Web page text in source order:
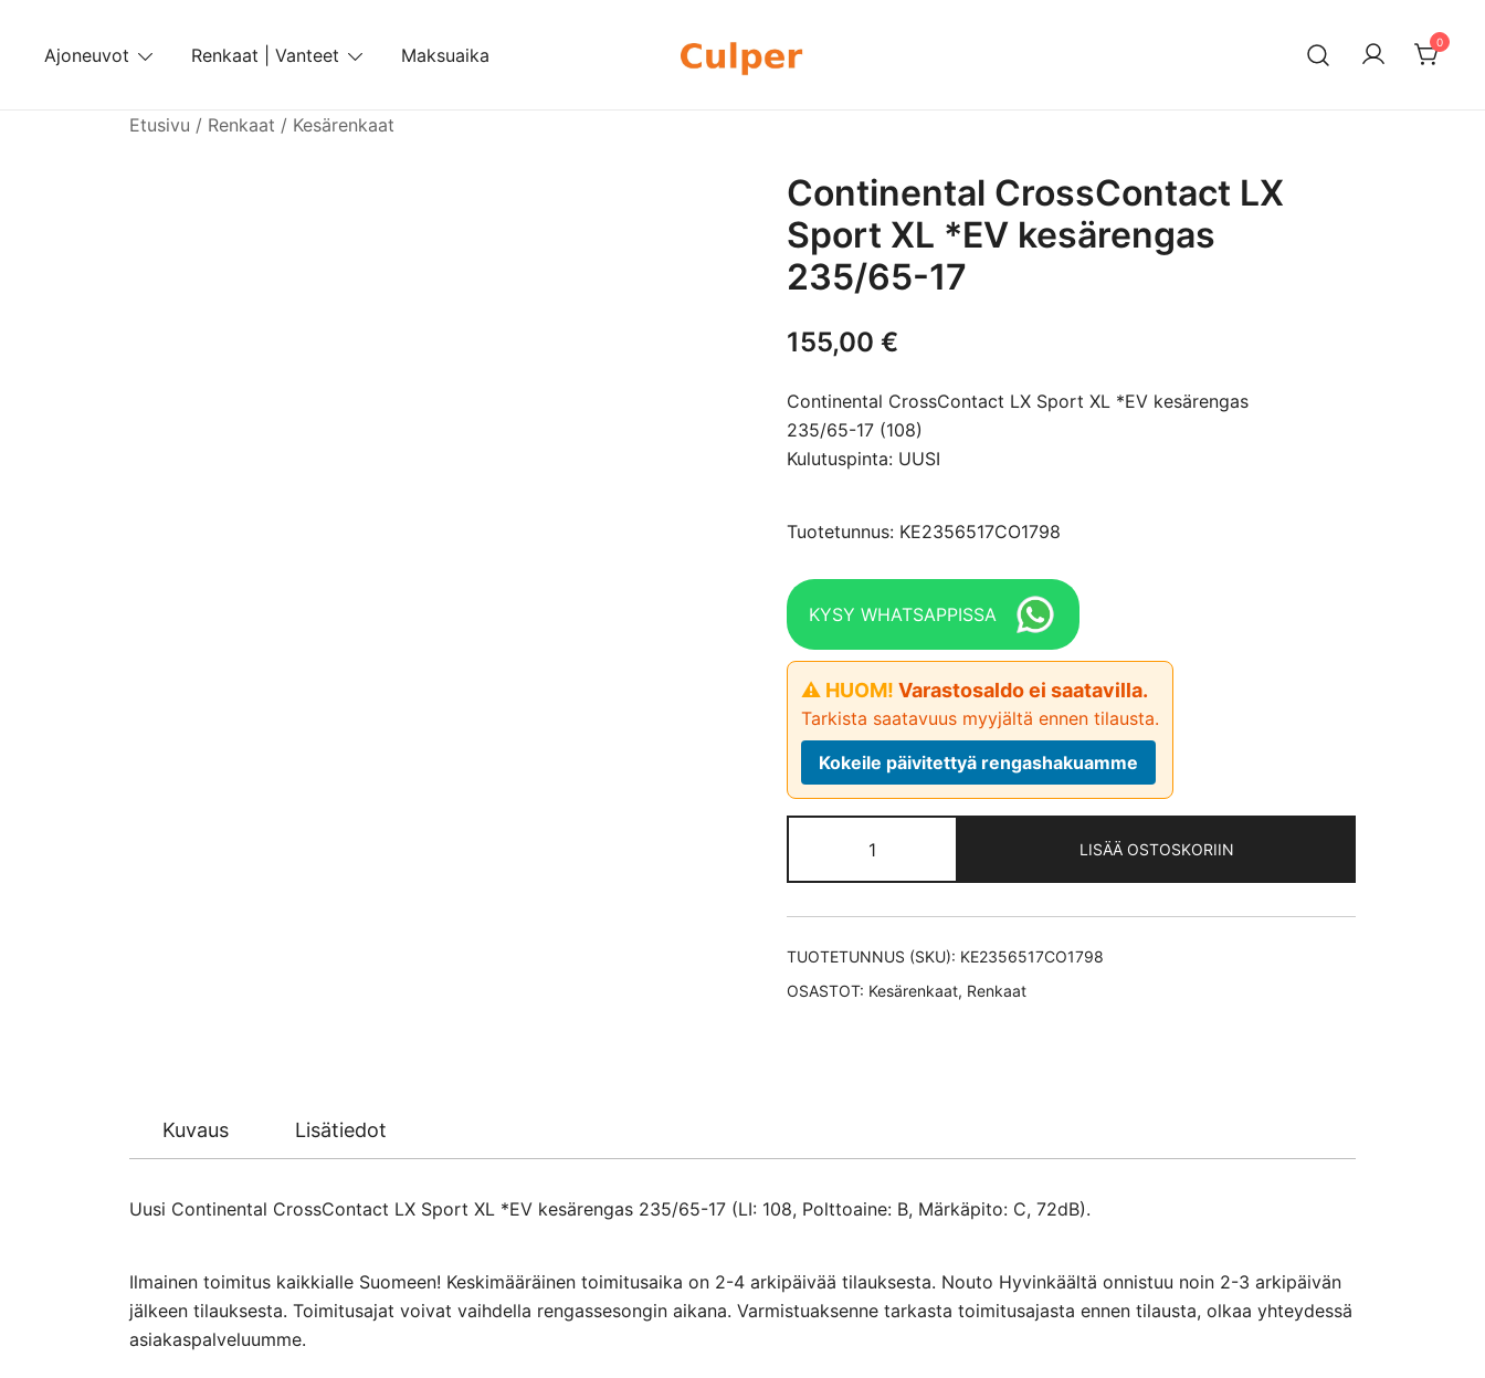
content
Ajoneuvot Renkaat | Vanteet Maksuaika
0
Etusivu / Renkaat / Kesärenkaat
Continental CrossContact LX
Sport XL *EV kesärengas
235/65-17
155,00 €
Continental CrossContact LX Sport XL *EV kesärengas
235/65-17 (108)
Kulutuspinta: UUSI
Tuotetunnus: KE2356517CO1798
KYSY WHATSAPPISSA
⚠ HUOM! Varastosaldo ei saatavilla.
Tarkista saatavuus myyjältä ennen tilausta.
Kokeile päivitettyä rengashakuamme
CrossContact
LX
Sport XL *EV
kesärengas
17
LISÄÄ OSTOSKORIIN
TUOTETUNNUS (SKU): KE2356517CO1798
OSASTOT: Kesärenkaat, Renkaat
Kuvaus Lisätiedot
Uusi Continental CrossContact LX Sport XL *EV kesärengas 235/65-17 (LI: 108, Polttoaine: B, Märkäpito: C, 72dB).
Ilmainen toimitus kaikkialle Suomeen! Keskimääräinen toimitusaika on 2-4 arkipäivää tilauksesta. Nouto Hyvinkäältä onnistuu noin 2-3 arkipäivän
jälkeen tilauksesta. Toimitusajat voivat vaihdella rengassesongin aikana. Varmistuaksenne tarkasta toimitusajasta ennen tilausta, olkaa yhteydessä
asiakaspalveluumme.